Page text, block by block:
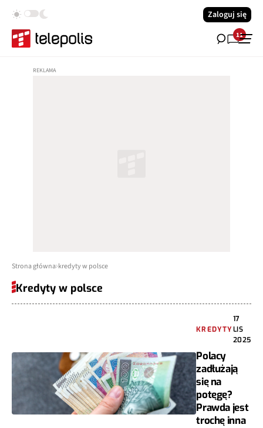
Zaloguj się
11
Strona główna kredyty w polsce
Kredyty w polsce
KREDYTY
17
LIS
2025
Polacy
zadłużają
się na
potęgę?
Prawda jest
trochę inna